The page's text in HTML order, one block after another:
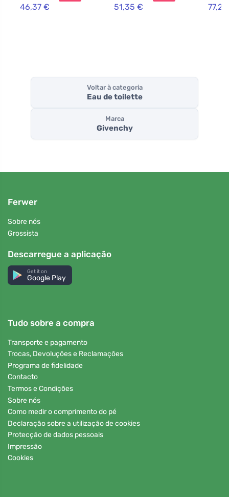
46,37 € 51,35 €
Voltar à categoria
Eau de toilette
Marca
Givenchy
Ferwer
Sobre nós
Grossista
Descarregue a aplicação
Get it on
Google Play
Tudo sobre a compra
Transporte e pagamento
Trocas, Devoluções e Reclamações
Programa de fidelidade
Contacto
Termos e Condições
Sobre nós
Como medir o comprimento do pé
Declaração sobre a utilização de cookies
Protecção de dados pessoais
Impressão
Cookies